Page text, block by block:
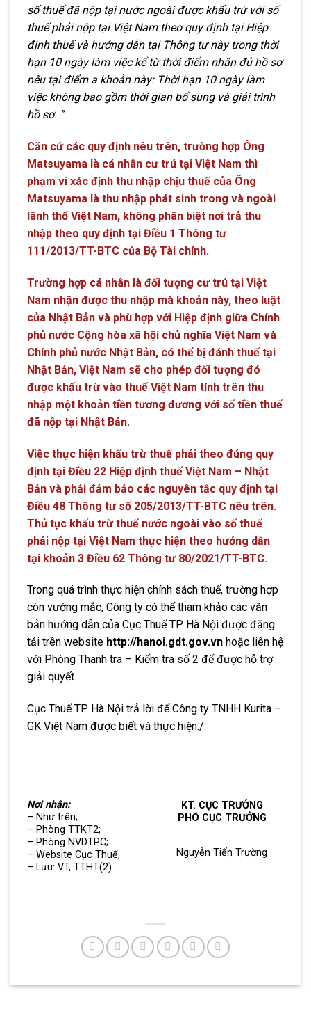
số thuế đã nộp tại nước ngoài được khấu trừ với số
thuế phải nộp tại Việt Nam theo quy định tại Hiệp
định thuế và hướng dẫn tại Thông tư này trong thời
hạn 10 ngày làm việc kể từ thời điểm nhận đủ hồ sơ
nêu tại điểm a khoản này: Thời hạn 10 ngày làm
việc không bao gồm thời gian bổ sung và giải trình
hồ sơ. ”
Căn cứ các quy định nêu trên, trường hợp Ông
Matsuyama là cá nhân cư trú tại Việt Nam thì
phạm vi xác định thu nhập chịu thuế của Ông
Matsuyama là thu nhập phát sinh trong và ngoài
lãnh thổ Việt Nam, không phân biệt nơi trả thu
nhập theo quy định tại Điều 1 Thông tư
111/2013/TT-BTC của Bộ Tài chính.
Trường hợp cá nhân là đối tượng cư trú tại Việt
Nam nhận được thu nhập mà khoản này, theo luật
của Nhật Bản và phù hợp với Hiệp định giữa Chính
phủ nước Cộng hòa xã hội chủ nghĩa Việt Nam và
Chính phủ nước Nhật Bản, có thể bị đánh thuế tại
Nhật Bản, Việt Nam sẽ cho phép đối tượng đó
được khấu trừ vào thuế Việt Nam tính trên thu
nhập một khoản tiền tương đương với số tiền thuế
đã nộp tại Nhật Bản.
Việc thực hiện khấu trừ thuế phải theo đúng quy
định tại Điều 22 Hiệp định thuế Việt Nam – Nhật
Bản và phải đảm bảo các nguyên tắc quy định tại
Điều 48 Thông tư số 205/2013/TT-BTC nêu trên.
Thủ tục khấu trừ thuế nước ngoài vào số thuế
phải nộp tại Việt Nam thực hiện theo hướng dẫn
tại khoản 3 Điều 62 Thông tư 80/2021/TT-BTC.
Trong quá trình thực hiện chính sách thuế, trường hợp
còn vướng mắc, Công ty có thể tham khảo các văn
bản hướng dẫn của Cục Thuế TP Hà Nội được đăng
tải trên website http://hanoi.gdt.gov.vn hoặc liên hệ
với Phòng Thanh tra – Kiểm tra số 2 để được hỗ trợ
giải quyết.
Cục Thuế TP Hà Nội trả lời để Công ty TNHH Kurita –
GK Việt Nam được biết và thực hiện./.
Nơi nhận:
– Như trên;
– Phòng TTKT2;
– Phòng NVDTPC;
– Website Cục Thuế;
– Lưu: VT, TTHT(2).
KT. CỤC TRƯỞNG
PHÓ CỤC TRƯỞNG
Nguyễn Tiến Trường